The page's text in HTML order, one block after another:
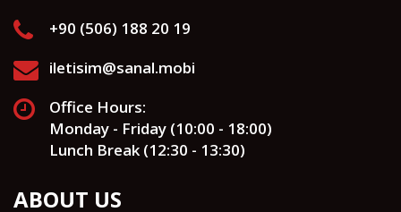
+90 (506) 188 20 19
iletisim@sanal.mobi
Office Hours:
Monday - Friday (10:00 - 18:00)
Lunch Break (12:30 - 13:30)
ABOUT US